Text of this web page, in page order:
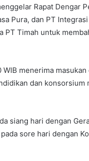
Rapat Dengar
Pura, dan PT
PT Timah untuk
menerima
dan konsorsium
siang hari dengan
sore hari dengan